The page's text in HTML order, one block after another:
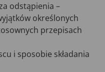
odstąpienia –
określonych
przepisach
i sposobie składania